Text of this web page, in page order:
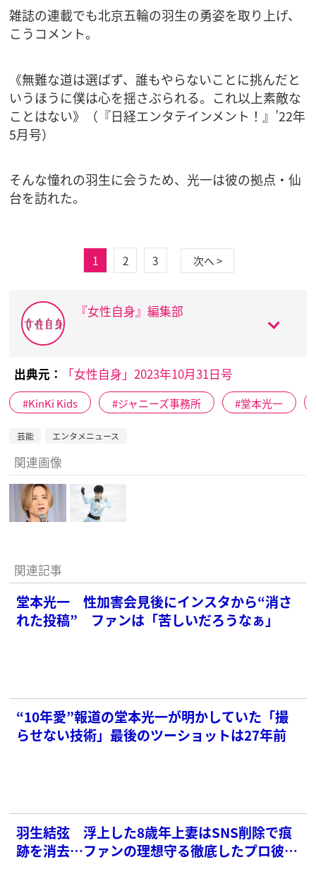
雑誌の連載でも北京五輪の羽生の勇姿を取り上げ、
こうコメント。
《無難な道は選ばず、誰もやらないことに挑んだと
いうほうに僕は心を揺さぶられる。これ以上素敵な
ことはない》（『日経エンタテインメント！』’22年
5月号）
そんな憧れの羽生に会うため、光一は彼の拠点・仙
台を訪れた。
1 2 3 次へ >
『女性自身』編集部
出典元： 「女性自身」2023年10月31日号
KinKi Kids ジャニーズ事務所 堂本光一
芸能 エンタメニュース
関連画像
関連記事
堂本光一 性加害会見後にインスタから“消さ
れた投稿” ファンは「苦しいだろうなぁ」
“10年愛”報道の堂本光一が明かしていた「撮
らせない技術」最後のツーショットは27年前
羽生結弦 浮上した8歳年上妻はSNS削除で痕
跡を消去…ファンの理想守る徹底したプロ彼女